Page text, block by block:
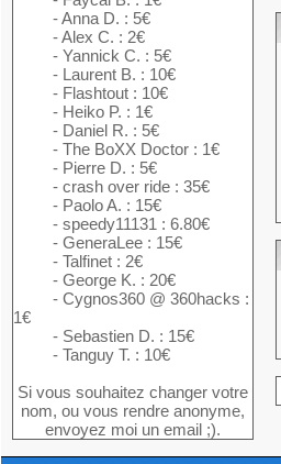
- Anna D. : 5€
- Alex C. : 2€
- Yannick C. : 5€
- Laurent B. : 10€
- Flashtout : 10€
- Heiko P. : 1€
- Daniel R. : 5€
- The BoXX Doctor : 1€
- Pierre D. : 5€
- crash over ride : 35€
- Paolo A. : 15€
- speedy11131 : 6.80€
- GeneraLee : 15€
- Talfinet : 2€
- George K. : 20€
- Cygnos360 @ 360hacks :
1€
- Sebastien D. : 15€
- Tanguy T. : 10€
Si vous souhaitez changer votre
nom, ou vous rendre anonyme,
envoyez moi un email ;).